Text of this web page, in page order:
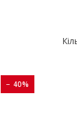
− 40%